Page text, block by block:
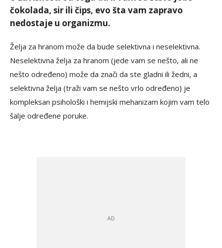
čokolada, sir ili čips, evo šta vam zapravo
nedostaje u organizmu.
Želja za hranom može da bude selektivna i neselektivna.
Neselektivna želja za hranom (jede vam se nešto, ali ne
nešto određeno) može da znači da ste gladni ili žedni, a
selektivna želja (traži vam se nešto vrlo određeno) je
kompleksan psihološki i hemijski mehanizam kojim vam telo
šalje određene poruke.